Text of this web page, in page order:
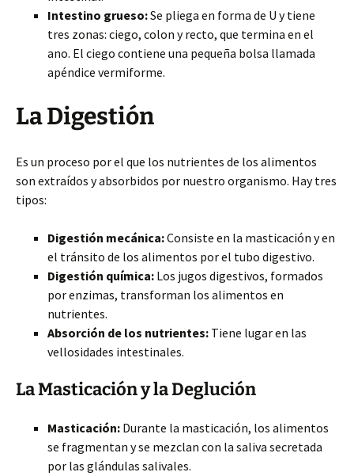
Intestino grueso:Se pliega en forma de U y tiene
tres zonas: ciego, colon y recto, que termina en el
ano. El ciego contiene una pequeña bolsa llamada
apéndice vermiforme.
La Digestión
Es un proceso por el que los nutrientes de los alimentos
son extraídos y absorbidos por nuestro organismo. Hay tres
tipos:
Digestión mecánica:Consiste en la masticación y en
el tránsito de los alimentos por el tubo digestivo.
Digestión química: Los jugos digestivos, formados
por enzimas, transforman los alimentos en
nutrientes.
Absorción de los nutrientes: Tiene lugar en las
vellosidades intestinales.
La Masticación y la Deglución
Masticación: Durante la masticación, los alimentos
se fragmentan y se mezclan con la saliva secretada
por las glándulas salivales.